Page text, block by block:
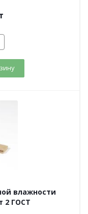
влажности
2 ГОСТ